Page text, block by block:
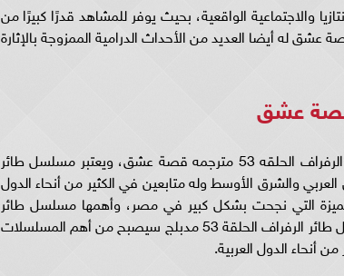
والمزج بين الفانتازيا والاجتماعية الواقعية، بحيث يوفر للمشاهد قدرًا كبيرًا من
والمتعة، كما يسرد مسلسل طائر الرفراف الحلقه 53 قصة عشق له أيضا العديد من الأحداث الدرامية الممزوجة بالإثارة
يبحث الكثير من عشاق المسلسلات التركية على مسلسل طائر الرفراف الحلقه 53 مترجمه قصة عشق، ويعتبر مسلسل طائر
الوطن العربي والشرق الأوسط وله متابعين في الكثير من أنحاء الدول
التي نجحت بشكل كبير في مصر، وأهمها مسلسل طائر
الرفراف الحلقه 53 مترجم قصة عشق، ومن المتوقع أن مسلسل طائر الرفراف الحلقة 53 مدبلج سيصبح من أهم المسلسلات
أنحاء الدول العربية.